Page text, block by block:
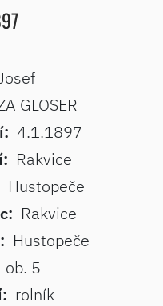
GLOSER
4.1.1897
Rakvice
Hustopeče
Rakvice
Hustopeče
ob. 5
rolník